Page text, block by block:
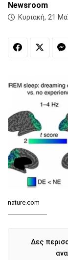
Newsroom
Κυριακή, 21
nature.com
Δες